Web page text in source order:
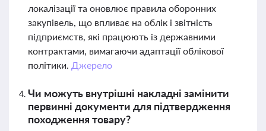
локалізації та оновлює правила оборонних
закупівель, що впливає на облік і звітність
підприємств, які працюють із державними
контрактами, вимагаючи адаптації облікової
політики. Джерело
Чи можуть внутрішні накладні замінити
первинні документи для підтвердження
походження товару?